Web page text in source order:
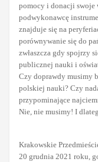
pomocy i donacji swoje
podwykonawcę
znajduje się na
porównywanie się do
zwłaszcza gdy spojrzy
publicznej nauki i
Czy doprawdy musimy
polskiej nauki? Czy
przypominające
Nie, nie musimy! I
Krakowskie
20 grudnia 2021 roku,